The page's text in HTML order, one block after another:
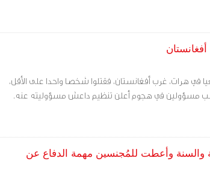
في هرات، غرب أفغانستان، فقتلوا شخصا واحدا على الأقل،
مسؤولين في هجوم أعلن تنظيم داعش مسؤوليته عنه.
والسنة وأعطت للمُجنسين مهمة الدفاع عن